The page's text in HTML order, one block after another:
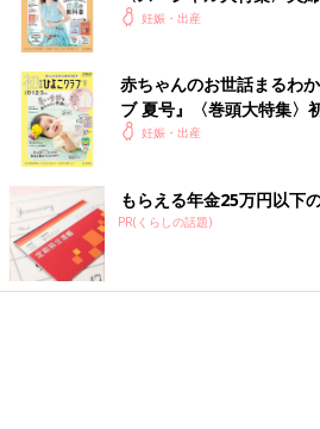
妊娠・出産
赤ちゃんのお世話まるわ
ブ 夏号』〈巻頭大特集〉
く！ おっぱい・ミルクの
妊娠・出産
もらえる年金25万円以下
PR(くらしの話題)